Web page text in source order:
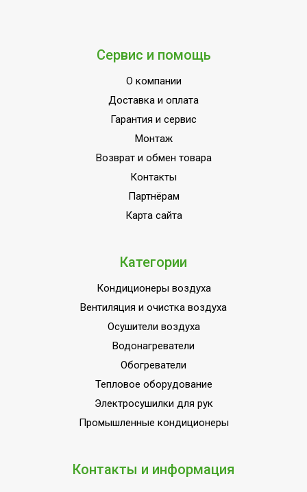
в режиме охлаждения
5360
электропитания, В
Напольно-потолочная
ПЛОЩАДЬ ПОМЕЩЕНИЯ
Область применения
Кондиционирование
Страна производства КНР
Сервис и помощь
О компании
Доставка и оплата
Гарантия и сервис
Монтаж
Возврат и обмен товара
Контакты
Партнёрам
Карта сайта
Категории
Кондиционеры воздуха
Вентиляция и очистка воздуха
Осушители воздуха
Водонагреватели
Обогреватели
Тепловое оборудование
Электросушилки для рук
Промышленные кондиционеры
Контакты и информация